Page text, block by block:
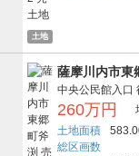
土地
薩摩川内市東
中央公民館入口
260万円
土地面積
総区画数